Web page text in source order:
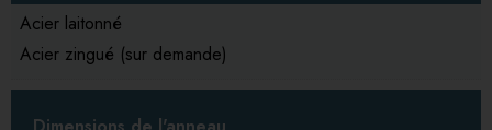
Acier laitonné
Acier zingué (sur demande)